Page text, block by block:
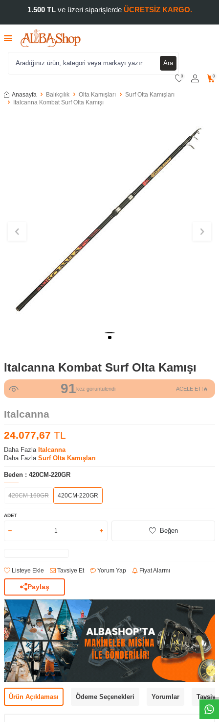
1.500 TLve üzeri siparişlerde ÜCRETSİZ KARGO.
Ara
0 0
Anasayfa Balıkçılık Olta Kamışları
Surf Olta Kamışları
Italcanna Kombat Surf Olta Kamışı
Italcanna Kombat Surf Olta Kamışı
91kez görüntülendi ACELE ET!🔥
Italcanna
24.077,67 TL
Daha Fazla Italcanna
Daha Fazla Surf Olta Kamışları
Beden : 420CM-220GR
420CM-160GR 420CM-220GR
ADET
Beğen
Listeye Ekle Tavsiye Et Yorum Yap Fiyat Alarmı
Paylaş
Ürün Açıklaması Ödeme Seçenekleri Yorumlar